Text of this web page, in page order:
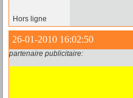
Hors ligne
26-01-2010 16:02:50
partenaire publicitaire: